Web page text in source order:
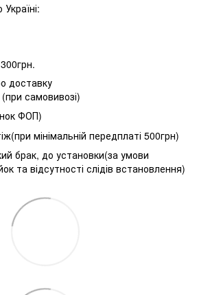
доставку
самовивозі)
ФОП)
мінімальній передплаті 500грн)
брак, до установки(за умови
та відсутності слідів встановлення)